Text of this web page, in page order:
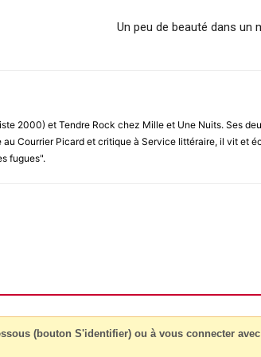
Un peu de beauté dans un
2000) et Tendre Rock chez Mille et Une Nuits. Ses
Courrier Picard et critique à Service littéraire, il vit et
fugues".
(bouton S'identifier) ou à vous connecter